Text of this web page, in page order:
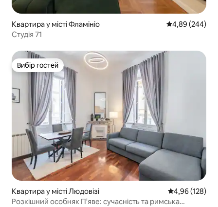
Квартира у місті Фламініо Середня
4,89 (244)
Студія 71
Вибір гостей
Вибір гостей
Квартира у місті Людовізі Середня
4,96 (128)
Розкішний особняк П'яве: сучасність та римська